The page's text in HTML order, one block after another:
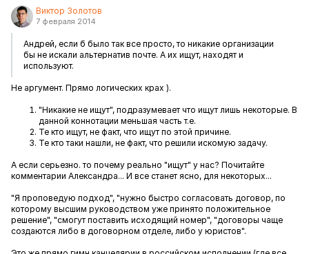
Виктор Золотов
7 февраля 2014
Андрей, если б было так все просто, то никакие организации
бы не искали альтернатив почте. А их ищут, находят и
используют.
Не аргумент. Прямо логических крах ).
"Никакие не ищут", подразумевает что ищут лишь некоторые. В
данной коннотации меньшая часть т.е.
Те кто ищут, не факт, что ищут по этой причине.
Те кто таки нашли, не факт, что решили искомую задачу.
А если серьезно. то почему реально "ищут" у нас? Почитайте
комментарии Александра... И все станет ясно, для некоторых...
"Я проповедую подход", "нужно быстро согласовать договор, по
которому высшим руководством уже принято положительное
решение", "смогут поставить исходящий номер", "договоры чаще
создаются либо в договорном отделе, либо у юристов".